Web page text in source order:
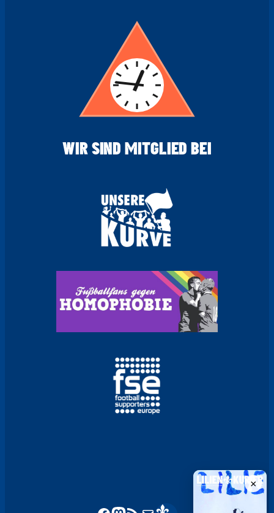
WIR SIND MITGLIED BEI
sv98.de
×